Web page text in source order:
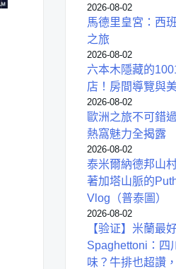
2026-08-02
馬德里皇宮：西
之旅
2026-08-02
六本木隱藏的
店！房間導覽與
2026-08-02
歐洲之旅不可錯
熱窩魅力全揭露
2026-08-02
泰米爾納德邦山
著加塔山脈的
Vlog（普泰圖）
2026-08-02
【验证】米蘭最
Spaghettoni：四
味？牛排也超讚